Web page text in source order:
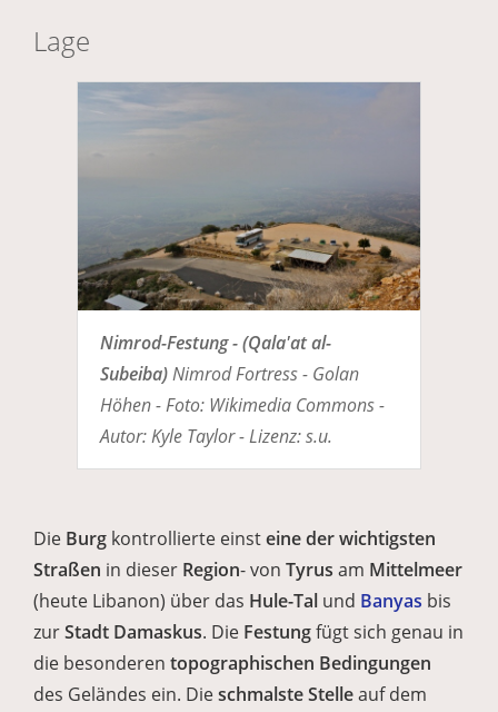
Lage
Nimrod-Festung - (Qala'at al-
Subeiba)Nimrod Fortress - Golan
Höhen - Foto: Wikimedia Commons -
Autor: Kyle Taylor - Lizenz: s.u.
Die Burg kontrollierte einsteine der wichtigsten
Straßen in dieser Region- von Tyrus am Mittelmeer
(heute Libanon) über das Hule-Tal und Banyas bis
zurStadt Damaskus. Die Festungfügt sich genau in
die besonderen topographischen Bedingungen
des Geländes ein. Dieschmalste Stelleauf dem